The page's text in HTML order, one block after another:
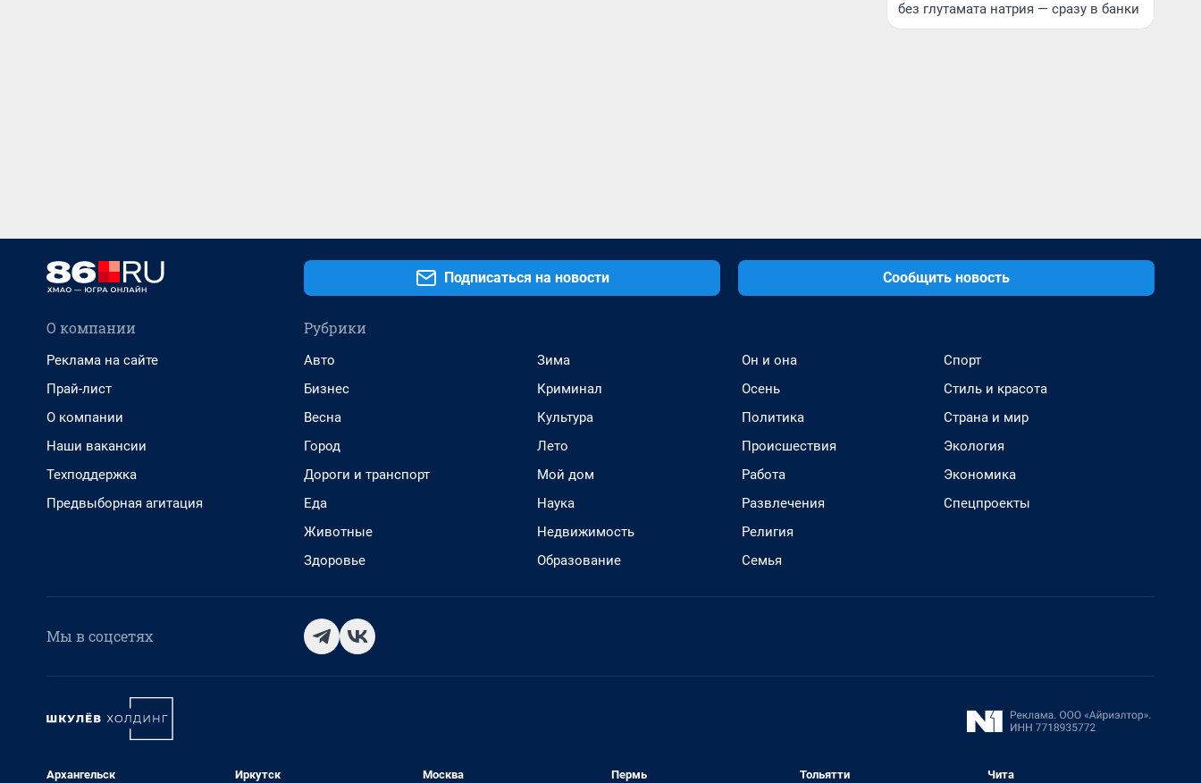
без глутамата натрия — сразу в банки
Подписаться на новости Сообщить новость
О компании
Реклама на сайте
Прай-лист
О компании
Наши вакансии
Техподдержка
Предвыборная агитация
Рубрики
Авто
Бизнес
Весна
Город
Дороги и транспорт
Еда
Животные
Здоровье
Зима
Криминал
Культура
Лето
Мой дом
Наука
Недвижимость
Образование
Он и она
Осень
Политика
Происшествия
Работа
Развлечения
Религия
Семья
Спорт
Стиль и красота
Страна и мир
Экология
Экономика
Спецпроекты
Мы в соцсетях
Архангельск Иркутск Москва Пермь Тольятти Чита